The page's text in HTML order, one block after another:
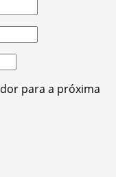
para a próxima